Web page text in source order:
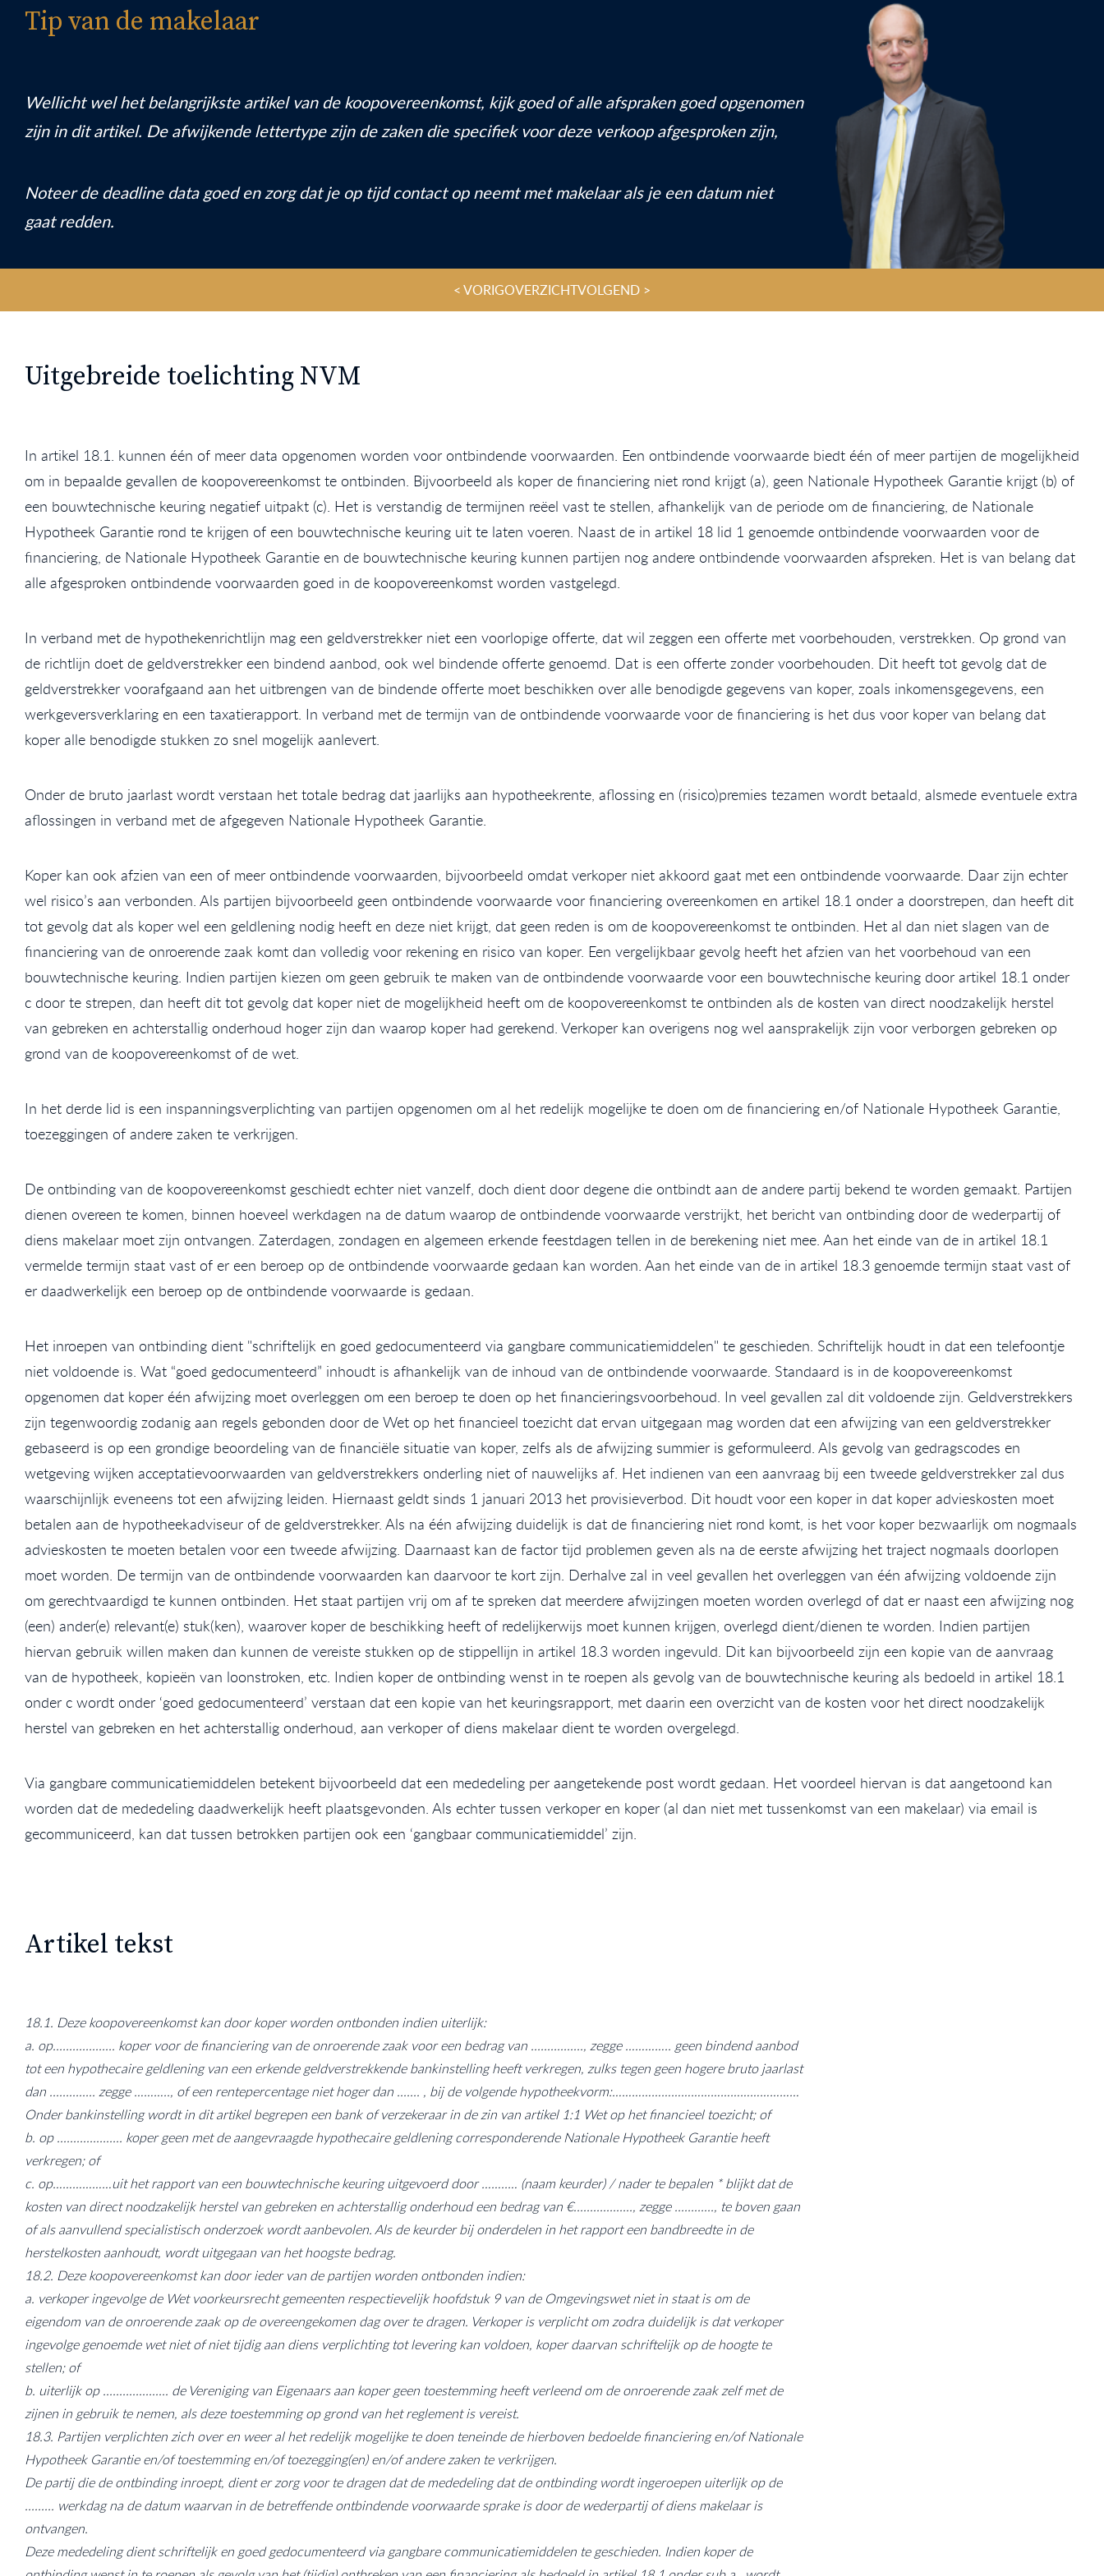
Tip van de makelaar
Wellicht wel het belangrijkste artikel van de koopovereenkomst, kijk goed of alle afspraken goed opgenomen
zijn in dit artikel. De afwijkende lettertype zijn de zaken die specifiek voor deze verkoop afgesproken zijn,
Noteer de deadline data goed en zorg dat je op tijd contact op neemt met makelaar als je een datum niet
gaat redden.
< VORIGOVERZICHTVOLGEND >
Uitgebreide toelichting NVM
In artikel 18.1. kunnen één of meer data opgenomen worden voor ontbindende voorwaarden. Een ontbindende voorwaarde biedt één of meer partijen de mogelijkheid
om in bepaalde gevallen de koopovereenkomst te ontbinden. Bijvoorbeeld als koper de financiering niet rond krijgt (a), geen Nationale Hypotheek Garantie krijgt (b) of
een bouwtechnische keuring negatief uitpakt (c). Het is verstandig de termijnen reëel vast te stellen, afhankelijk van de periode om de financiering, de Nationale
Hypotheek Garantie rond te krijgen of een bouwtechnische keuring uit te laten voeren. Naast de in artikel 18 lid 1 genoemde ontbindende voorwaarden voor de
financiering, de Nationale Hypotheek Garantie en de bouwtechnische keuring kunnen partijen nog andere ontbindende voorwaarden afspreken. Het is van belang dat
alle afgesproken ontbindende voorwaarden goed in de koopovereenkomst worden vastgelegd.
In verband met de hypothekenrichtlijn mag een geldverstrekker niet een voorlopige offerte, dat wil zeggen een offerte met voorbehouden, verstrekken. Op grond van
de richtlijn doet de geldverstrekker een bindend aanbod, ook wel bindende offerte genoemd. Dat is een offerte zonder voorbehouden. Dit heeft tot gevolg dat de
geldverstrekker voorafgaand aan het uitbrengen van de bindende offerte moet beschikken over alle benodigde gegevens van koper, zoals inkomensgegevens, een
werkgeversverklaring en een taxatierapport. In verband met de termijn van de ontbindende voorwaarde voor de financiering is het dus voor koper van belang dat
koper alle benodigde stukken zo snel mogelijk aanlevert.
Onder de bruto jaarlast wordt verstaan het totale bedrag dat jaarlijks aan hypotheekrente, aflossing en (risico)premies tezamen wordt betaald, alsmede eventuele extra
aflossingen in verband met de afgegeven Nationale Hypotheek Garantie.
Koper kan ook afzien van een of meer ontbindende voorwaarden, bijvoorbeeld omdat verkoper niet akkoord gaat met een ontbindende voorwaarde. Daar zijn echter
wel risico’s aan verbonden. Als partijen bijvoorbeeld geen ontbindende voorwaarde voor financiering overeenkomen en artikel 18.1 onder a doorstrepen, dan heeft dit
tot gevolg dat als koper wel een geldlening nodig heeft en deze niet krijgt, dat geen reden is om de koopovereenkomst te ontbinden. Het al dan niet slagen van de
financiering van de onroerende zaak komt dan volledig voor rekening en risico van koper. Een vergelijkbaar gevolg heeft het afzien van het voorbehoud van een
bouwtechnische keuring. Indien partijen kiezen om geen gebruik te maken van de ontbindende voorwaarde voor een bouwtechnische keuring door artikel 18.1 onder
c door te strepen, dan heeft dit tot gevolg dat koper niet de mogelijkheid heeft om de koopovereenkomst te ontbinden als de kosten van direct noodzakelijk herstel
van gebreken en achterstallig onderhoud hoger zijn dan waarop koper had gerekend. Verkoper kan overigens nog wel aansprakelijk zijn voor verborgen gebreken op
grond van de koopovereenkomst of de wet.
In het derde lid is een inspanningsverplichting van partijen opgenomen om al het redelijk mogelijke te doen om de financiering en/of Nationale Hypotheek Garantie,
toezeggingen of andere zaken te verkrijgen.
De ontbinding van de koopovereenkomst geschiedt echter niet vanzelf, doch dient door degene die ontbindt aan de andere partij bekend te worden gemaakt. Partijen
dienen overeen te komen, binnen hoeveel werkdagen na de datum waarop de ontbindende voorwaarde verstrijkt, het bericht van ontbinding door de wederpartij of
diens makelaar moet zijn ontvangen. Zaterdagen, zondagen en algemeen erkende feestdagen tellen in de berekening niet mee. Aan het einde van de in artikel 18.1
vermelde termijn staat vast of er een beroep op de ontbindende voorwaarde gedaan kan worden. Aan het einde van de in artikel 18.3 genoemde termijn staat vast of
er daadwerkelijk een beroep op de ontbindende voorwaarde is gedaan.
Het inroepen van ontbinding dient "schriftelijk en goed gedocumenteerd via gangbare communicatiemiddelen" te geschieden. Schriftelijk houdt in dat een telefoontje
niet voldoende is. Wat “goed gedocumenteerd” inhoudt is afhankelijk van de inhoud van de ontbindende voorwaarde. Standaard is in de koopovereenkomst
opgenomen dat koper één afwijzing moet overleggen om een beroep te doen op het financieringsvoorbehoud. In veel gevallen zal dit voldoende zijn. Geldverstrekkers
zijn tegenwoordig zodanig aan regels gebonden door de Wet op het financieel toezicht dat ervan uitgegaan mag worden dat een afwijzing van een geldverstrekker
gebaseerd is op een grondige beoordeling van de financiële situatie van koper, zelfs als de afwijzing summier is geformuleerd. Als gevolg van gedragscodes en
wetgeving wijken acceptatievoorwaarden van geldverstrekkers onderling niet of nauwelijks af. Het indienen van een aanvraag bij een tweede geldverstrekker zal dus
waarschijnlijk eveneens tot een afwijzing leiden. Hiernaast geldt sinds 1 januari 2013 het provisieverbod. Dit houdt voor een koper in dat koper advieskosten moet
betalen aan de hypotheekadviseur of de geldverstrekker. Als na één afwijzing duidelijk is dat de financiering niet rond komt, is het voor koper bezwaarlijk om nogmaals
advieskosten te moeten betalen voor een tweede afwijzing. Daarnaast kan de factor tijd problemen geven als na de eerste afwijzing het traject nogmaals doorlopen
moet worden. De termijn van de ontbindende voorwaarden kan daarvoor te kort zijn. Derhalve zal in veel gevallen het overleggen van één afwijzing voldoende zijn
om gerechtvaardigd te kunnen ontbinden. Het staat partijen vrij om af te spreken dat meerdere afwijzingen moeten worden overlegd of dat er naast een afwijzing nog
(een) ander(e) relevant(e) stuk(ken), waarover koper de beschikking heeft of redelijkerwijs moet kunnen krijgen, overlegd dient/dienen te worden. Indien partijen
hiervan gebruik willen maken dan kunnen de vereiste stukken op de stippellijn in artikel 18.3 worden ingevuld. Dit kan bijvoorbeeld zijn een kopie van de aanvraag
van de hypotheek, kopieën van loonstroken, etc. Indien koper de ontbinding wenst in te roepen als gevolg van de bouwtechnische keuring als bedoeld in artikel 18.1
onder c wordt onder ‘goed gedocumenteerd’ verstaan dat een kopie van het keuringsrapport, met daarin een overzicht van de kosten voor het direct noodzakelijk
herstel van gebreken en het achterstallig onderhoud, aan verkoper of diens makelaar dient te worden overgelegd.
Via gangbare communicatiemiddelen betekent bijvoorbeeld dat een mededeling per aangetekende post wordt gedaan. Het voordeel hiervan is dat aangetoond kan
worden dat de mededeling daadwerkelijk heeft plaatsgevonden. Als echter tussen verkoper en koper (al dan niet met tussenkomst van een makelaar) via email is
gecommuniceerd, kan dat tussen betrokken partijen ook een ‘gangbaar communicatiemiddel’ zijn.
Artikel tekst
18.1. Deze koopovereenkomst kan door koper worden ontbonden indien uiterlijk:
a. op................... koper voor de financiering van de onroerende zaak voor een bedrag van ................, zegge ………….. geen bindend aanbod
tot een hypothecaire geldlening van een erkende geldverstrekkende bankinstelling heeft verkregen, zulks tegen geen hogere bruto jaarlast
dan .............. zegge ……….., of een rentepercentage niet hoger dan ....... , bij de volgende hypotheekvorm:…………………………………………………
Onder bankinstelling wordt in dit artikel begrepen een bank of verzekeraar in de zin van artikel 1:1 Wet op het financieel toezicht; of
b. op .................... koper geen met de aangevraagde hypothecaire geldlening corresponderende Nationale Hypotheek Garantie heeft
verkregen; of
c. op………………uit het rapport van een bouwtechnische keuring uitgevoerd door ……..… (naam keurder) / nader te bepalen * blijkt dat de
kosten van direct noodzakelijk herstel van gebreken en achterstallig onderhoud een bedrag van €.................., zegge ............, te boven gaan
of als aanvullend specialistisch onderzoek wordt aanbevolen. Als de keurder bij onderdelen in het rapport een bandbreedte in de
herstelkosten aanhoudt, wordt uitgegaan van het hoogste bedrag.
18.2. Deze koopovereenkomst kan door ieder van de partijen worden ontbonden indien:
a. verkoper ingevolge de Wet voorkeursrecht gemeenten respectievelijk hoofdstuk 9 van de Omgevingswet niet in staat is om de
eigendom van de onroerende zaak op de overeengekomen dag over te dragen. Verkoper is verplicht om zodra duidelijk is dat verkoper
ingevolge genoemde wet niet of niet tijdig aan diens verplichting tot levering kan voldoen, koper daarvan schriftelijk op de hoogte te
stellen; of
b. uiterlijk op .................... de Vereniging van Eigenaars aan koper geen toestemming heeft verleend om de onroerende zaak zelf met de
zijnen in gebruik te nemen, als deze toestemming op grond van het reglement is vereist.
18.3. Partijen verplichten zich over en weer al het redelijk mogelijke te doen teneinde de hierboven bedoelde financiering en/of Nationale
Hypotheek Garantie en/of toestemming en/of toezegging(en) en/of andere zaken te verkrijgen.
De partij die de ontbinding inroept, dient er zorg voor te dragen dat de mededeling dat de ontbinding wordt ingeroepen uiterlijk op de
......... werkdag na de datum waarvan in de betreffende ontbindende voorwaarde sprake is door de wederpartij of diens makelaar is
ontvangen.
Deze mededeling dient schriftelijk en goed gedocumenteerd via gangbare communicatiemiddelen te geschieden. Indien koper de